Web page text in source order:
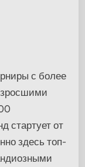
с более
стартует от
здесь топ-